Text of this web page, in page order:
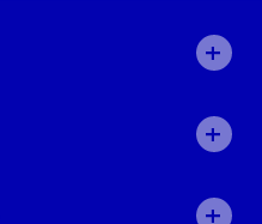
+
+
+